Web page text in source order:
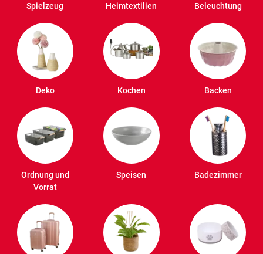
Spielzeug Heimtextilien Beleuchtung
Deko Kochen Backen
Ordnung und
Vorrat
Speisen Badezimmer